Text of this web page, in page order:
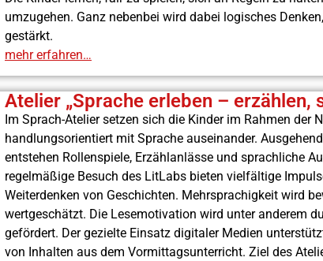
umzugehen. Ganz nebenbei wird dabei logisches
gestärkt.
mehr erfahren…
Atelier „Sprache erleben – erzählen,
Im Sprach-Atelier setzen sich die Kinder im Rahmen
handlungsorientiert mit Sprache auseinander.
entstehen Rollenspiele, Erzählanlässe und sprachliche
regelmäßige Besuch des LitLabs bieten vielfältige
Weiterdenken von Geschichten. Mehrsprachigkeit wird
wertgeschätzt. Die Lesemotivation wird unter anderem
gefördert. Der gezielte Einsatz digitaler Medien
von Inhalten aus dem Vormittagsunterricht. Ziel des